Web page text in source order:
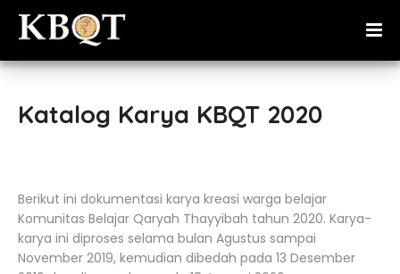
Katalog Karya KBQT 2020
Berikut ini dokumentasi karya kreasi warga belajar
Komunitas Belajar Qaryah Thayyibah tahun 2020. Karya-
karya ini diproses selama bulan Agustus sampai
November 2019, kemudian dibedah pada 13 Desember